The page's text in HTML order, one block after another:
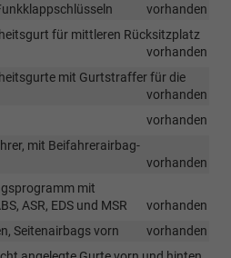
vorhanden
für mittleren Rücksitzplatz
vorhanden
mit Gurtstraffer für die
vorhanden
vorhanden
mit Beifahrerairbag-
vorhanden
mit
ASR, EDS und MSR
vorhanden
Seitenairbags vorn
vorhanden